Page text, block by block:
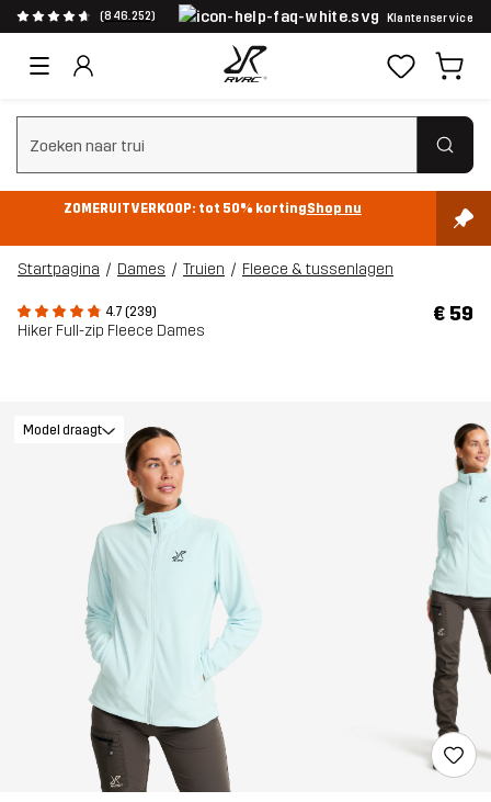
(846.252) Klantenservice
Zoeken wissen
ZOMERUITVERKOOP: tot 50% kortingShop nu
Startpagina Dames Truien Fleece & tussenlagen
4.7 (239)
Hiker Full-zip Fleece Dames
€ 59
Model draagt